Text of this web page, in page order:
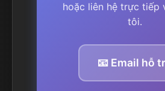
hoặc liên hệ trực tiếp
tôi.
📧 Email hỗ